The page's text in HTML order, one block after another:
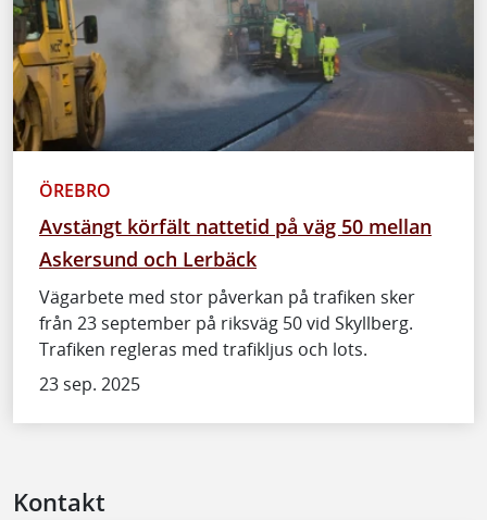
ÖREBRO
Avstängt körfält nattetid på väg 50 mellan
Askersund och Lerbäck
Vägarbete med stor påverkan på trafiken sker
från 23 september på riksväg 50 vid Skyllberg.
Trafiken regleras med trafikljus och lots.
23 sep. 2025
Kontakt